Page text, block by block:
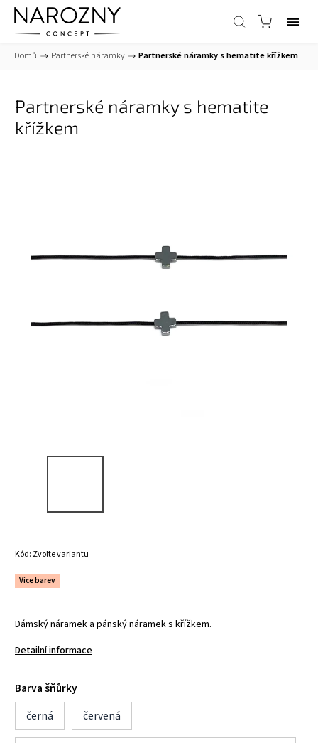
Domů / Partnerské náramky / Partnerské náramky s hematite křížkem
Partnerské náramky s hematite
křížkem
Kód: Zvolte variantu
Více barev
Dámský náramek a pánský náramek s křížkem.
Detailní informace
Barva šňůrky
černá
červená